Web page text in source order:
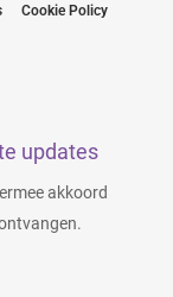
Cookie Policy
updates
akkoord